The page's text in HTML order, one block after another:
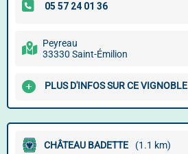
Peyreau
33330 Saint-Émilion
PLUS D'INFOS SUR CE VIGNOBLE
CHÂTEAU BADETTE (1.1 km)